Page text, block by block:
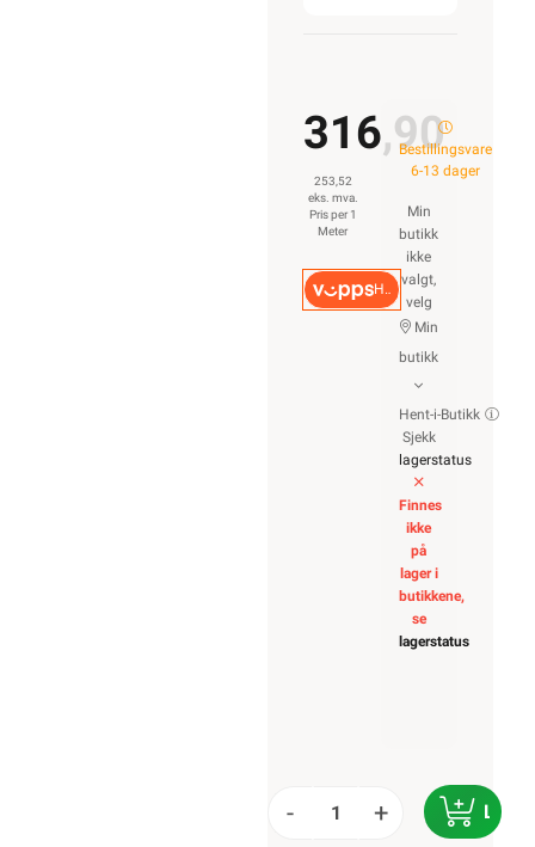
316,90
253,52
eks. mva.
Pris per 1
Meter
Hurtigkasse
Bestillingsvare
6-13 dager
Min
butikk
ikke
valgt,
velg
Min
butikk
Hent-i-Butikk
Sjekk
lagerstatus
Finnes
ikke
på
lager i
butikkene,
se
lagerstatus
- +